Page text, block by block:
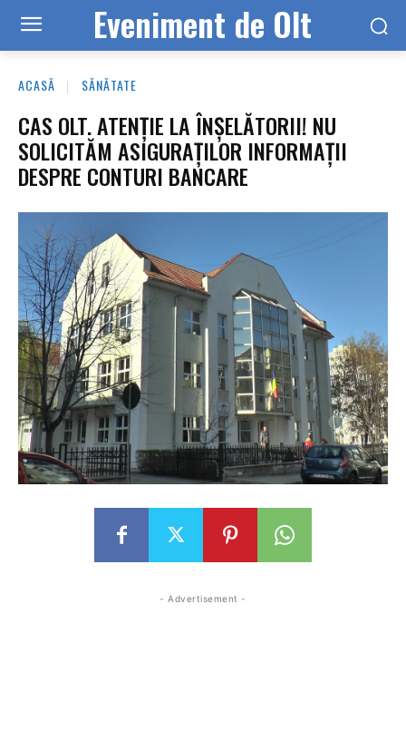
Eveniment de Olt
ACASĂ SĂNĂTATE
CAS OLT. ATENȚIE LA ÎNȘELĂTORII! NU
SOLICITĂM ASIGURAȚILOR INFORMAȚII
DESPRE CONTURI BANCARE
- Advertisement -